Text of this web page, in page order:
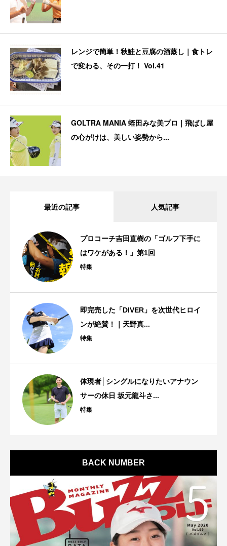
レンジで簡単！秋鮭と豆腐の酒蒸し｜食トレ
で変わる、その一打！ Vol.41
GOLTRA MANIA 蛭田みな美プロ｜飛ばし屋
の心がけは、美しい姿勢から...
最近の記事 人気記事
プロコーチ吉田直樹の「ゴルフ下手に
はワケがある！」第1回
特集
即完売した「DIVER」を次世代ヒロイ
ンが絶賛！｜天野真...
特集
体現者│シングルになりたいアナウン
サーの休日 坂元龍斗さ...
特集
BACK NUMBER